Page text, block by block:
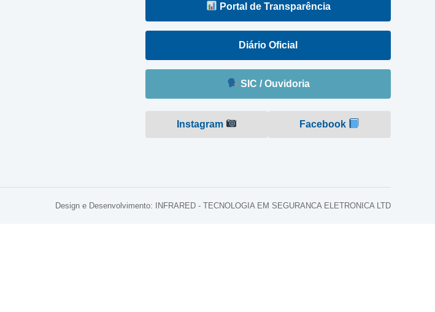
Portal de Transparência
Diário Oficial
SIC / Ouvidoria
Instagram Facebook
Design e Desenvolvimento: INFRARED - TECNOLOGIA EM SEGURANCA ELETRONICA LTD